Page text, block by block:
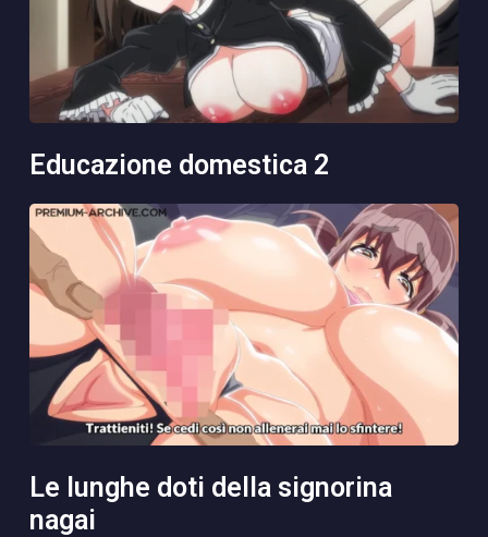
educazione domestica 2
le lunghe doti della signorina
nagai